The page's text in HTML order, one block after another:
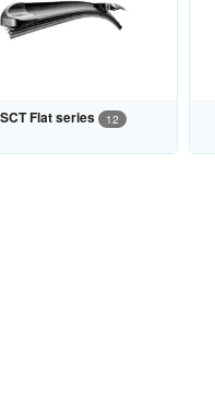
SCT Flat series 12